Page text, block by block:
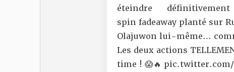
éteindre
spin fadeaway planté sur
Olajuwon lui-même…
Les deux actions
time ! 😱🔥 pic.twitter.com/